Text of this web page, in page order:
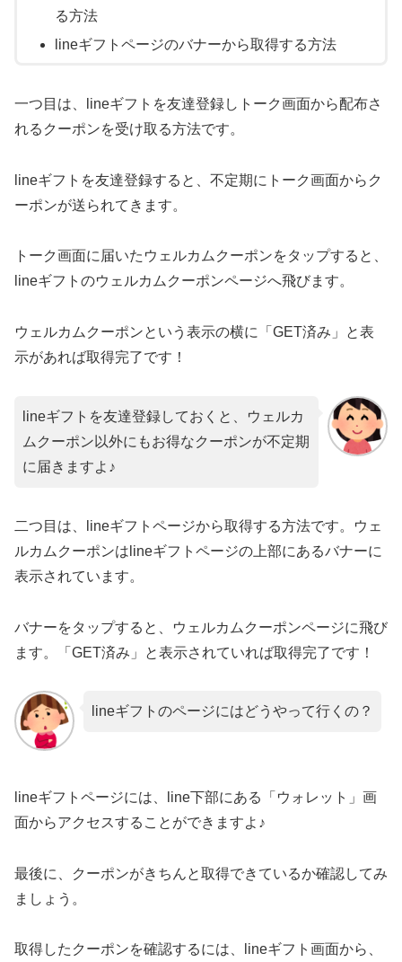
る方法
lineギフトページのバナーから取得する方法
一つ目は、lineギフトを友達登録しトーク画面から配布さ
れるクーポンを受け取る方法です。
lineギフトを友達登録すると、不定期にトーク画面からク
ーポンが送られてきます。
トーク画面に届いたウェルカムクーポンをタップすると、
lineギフトのウェルカムクーポンページへ飛びます。
ウェルカムクーポンという表示の横に「GET済み」と表
示があれば取得完了です！
lineギフトを友達登録しておくと、ウェルカ
ムクーポン以外にもお得なクーポンが不定期
に届きますよ♪
二つ目は、lineギフトページから取得する方法です。ウェ
ルカムクーポンはlineギフトページの上部にあるバナーに
表示されています。
バナーをタップすると、ウェルカムクーポンページに飛び
ます。「GET済み」と表示されていれば取得完了です！
lineギフトのページにはどうやって行くの？
lineギフトページには、line下部にある「ウォレット」画
面からアクセスすることができますよ♪
最後に、クーポンがきちんと取得できているか確認してみ
ましょう。
取得したクーポンを確認するには、lineギフト画面から、